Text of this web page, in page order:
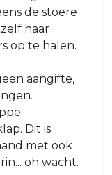
de stoere
haar
op te halen.
aangifte,
Dit is
met ook
oh wacht.